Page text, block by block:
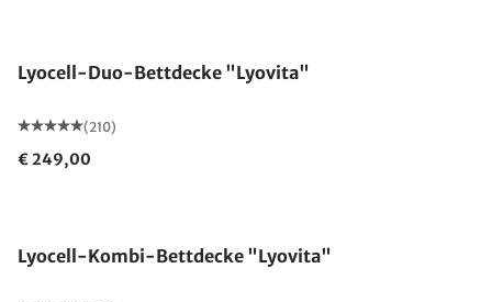
Lyocell-Duo-Bettdecke "Lyovita"
(210)
€ 249,00
Lyocell-Kombi-Bettdecke "Lyovita"